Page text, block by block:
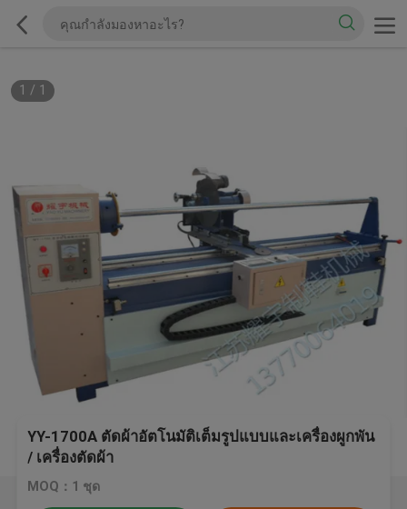
1 / 1
YY-1700A ตัดผ้าอัตโนมัติเต็มรูปแบบและเครื่องผูกพัน
/ เครื่องตัดผ้า
MOQ：1 ชุด